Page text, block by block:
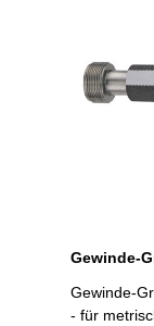
Gewinde-
- für